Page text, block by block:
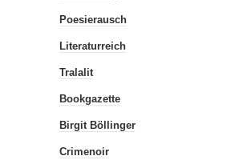
Poesierausch
Literaturreich
Tralalit
Bookgazette
Birgit Böllinger
Crimenoir